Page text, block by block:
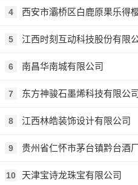
4 西安市灞桥区白鹿原果乐得
5 江西时刻互动科技股份有限
6 南昌华南城有限公司
7 东方神骏石墨烯科技有限公司
8 江西林皓装饰设计有限公司
9 贵州省仁怀市茅台镇黔台酒
10 天津宝诗龙珠宝有限公司